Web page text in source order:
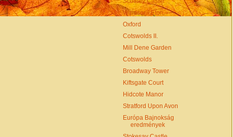
Windsor - Eton
Oxford
Cotswolds II.
Mill Dene Garden
Cotswolds
Broadway Tower
Kiftsgate Court
Hidcote Manor
Stratford Upon Avon
Európa Bajnokság
eredmények